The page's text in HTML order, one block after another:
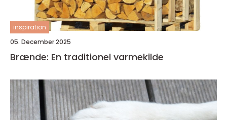
inspiration
05. December 2025
Brænde: En traditionel varmekilde